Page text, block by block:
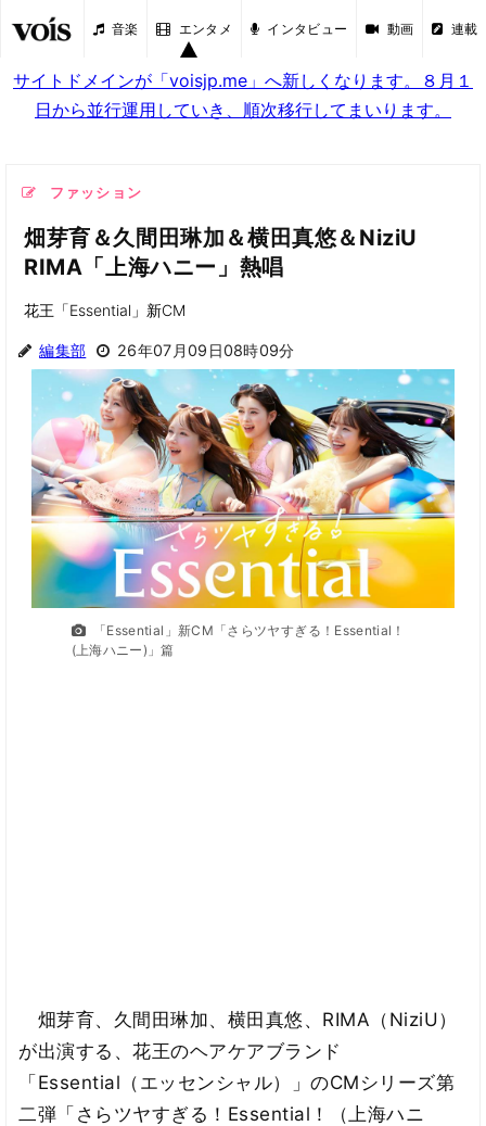
音楽 エンタメ インタビュー 動画 連載
サイトドメインが「voisjp.me」へ新しくなります。８月１
日から並行運用していき、順次移行してまいります。
ファッション
畑芽育＆久間田琳加＆横田真悠＆NiziU
RIMA「上海ハニー」熱唱
花王「Essential」新CM
編集部 26年07月09日08時09分
「Essential」新CM「さらツヤすぎる！Essential！
(上海ハニー)」篇
畑芽育、久間田琳加、横田真悠、RIMA（NiziU）
が出演する、花王のヘアケアブランド
「Essential（エッセンシャル）」のCMシリーズ第
二弾「さらツヤすぎる！Essential！（上海ハニ